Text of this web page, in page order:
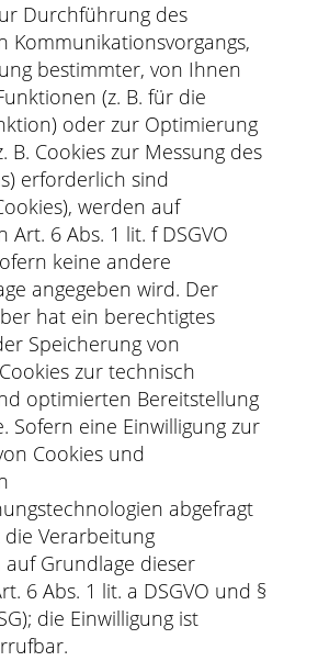
Durchführung des
Kommunikationsvorgangs,
bestimmter, von Ihnen
(z. B. für die
oder zur Optimierung
B. Cookies zur Messung des
erforderlich sind
werden auf
Art. 6 Abs. 1 lit. f DSGVO
keine andere
angegeben wird. Der
hat ein berechtigtes
Speicherung von
zur technisch
optimierten Bereitstellung
Sofern eine Einwilligung zur
Cookies und
abgefragt
Verarbeitung
auf Grundlage dieser
6 Abs. 1 lit. a DSGVO und §
die Einwilligung ist